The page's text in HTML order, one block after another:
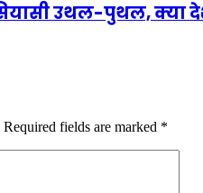
उथल-पुथल,
Required fields are marked *